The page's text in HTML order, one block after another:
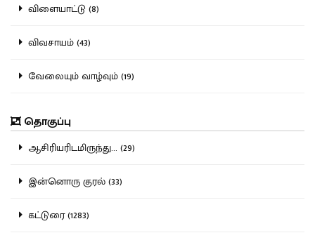
விளையாட்டு (8)
விவசாயம் (43)
வேலையும் வாழ்வும் (19)
தொகுப்பு
ஆசிரியரிடமிருந்து... (29)
இன்னொரு குரல் (33)
கட்டுரை (1283)